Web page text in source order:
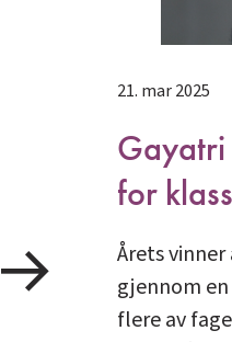
21. mar 2025
for
Årets
gjennom
flere av